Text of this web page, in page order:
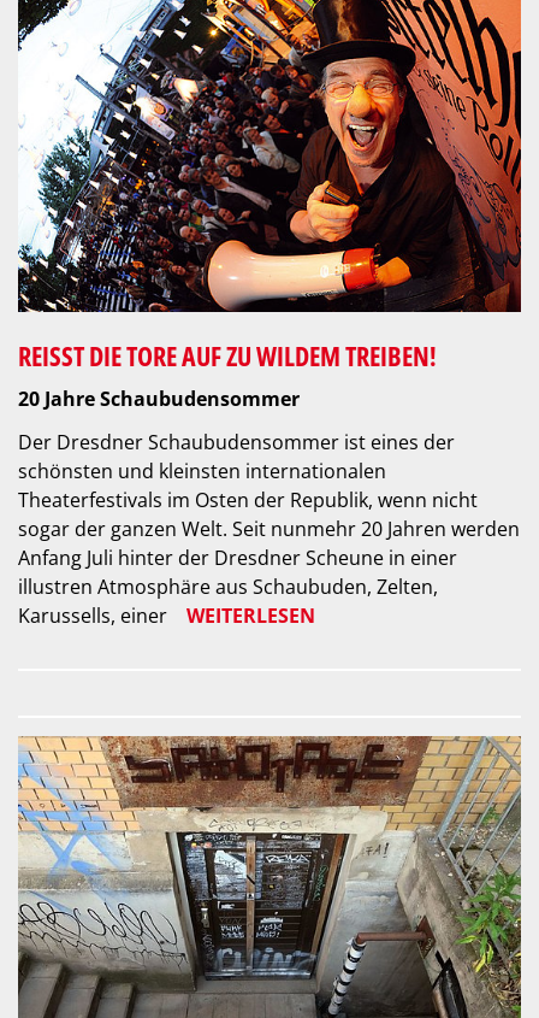
REISST DIE TORE AUF ZU WILDEM TREIBEN!
20 Jahre Schaubudensommer
Der Dresdner Schaubudensommer ist eines der
schönsten und kleinsten internationalen
Theaterfestivals im Osten der Republik, wenn nicht
sogar der ganzen Welt. Seit nunmehr 20 Jahren werden
Anfang Juli hinter der Dresdner Scheune in einer
illustren Atmosphäre aus Schaubuden, Zelten,
Karussells, einer
WEITERLESEN